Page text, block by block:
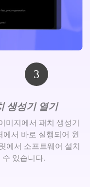
3
생성기 열기
미지에서 패치 생성기
서 바로 실행되어 윈
에서 소프트웨어 설치
수 있습니다.